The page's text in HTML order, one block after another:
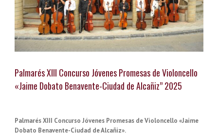
Palmarés XIII Concurso Jóvenes Promesas de Violoncello
«Jaime Dobato Benavente-Ciudad de Alcañiz” 2025
Palmarés XIII Concurso Jóvenes Promesas de Violoncello «Jaime
Dobato Benavente-Ciudad de Alcañiz».